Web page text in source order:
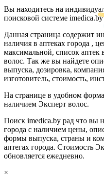
Вы находитесь на
поисковой системе imedica.by
Данная страница содержит
наличия в аптеках города ,
максимальной, список
волос. Так же вы найдете
выпуска, дозировка,
изготовитель, стоимость,
На странице в удобном
наличием Эксперт волос.
Поиск imedica.by рад что вы
города с наличием цены,
формы выпуска, страны и
аптегах города. Стоимость
обновляется ежедневно.
×